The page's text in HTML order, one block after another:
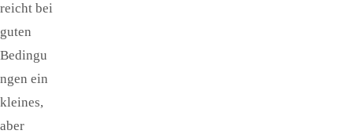
reicht bei
guten
Bedingu
ngen ein
kleines,
aber